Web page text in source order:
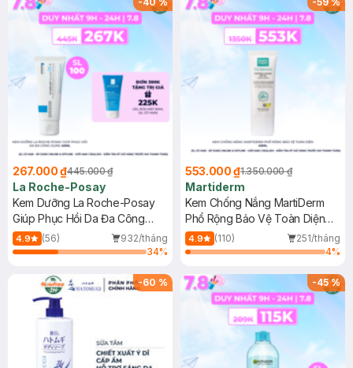
267.000 ₫445.000 ₫
La Roche-Posay
Kem Dưỡng La Roche-Posay
Giúp Phục Hồi Da Đa Công
Dụng 40ml
4.9 (56)
932/tháng
34%
553.000 ₫1.350.000 ₫
Martiderm
Kem Chống Nắng MartiDerm
Phổ Rộng Bảo Vệ Toàn Diện
40ml
4.9 (110)
251/tháng
4%
-60 % -45%